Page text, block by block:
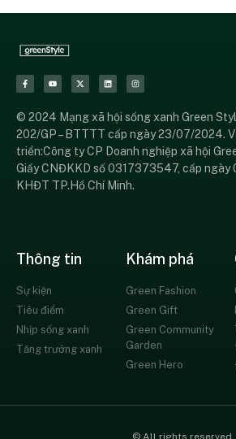
© 2024 Mạng xã hội sống xanh Green
202/GP – BTTTT cấp ngày 23/07/2024.
triển:Công ty CP Doanh nghiệp xã hội
Giấy CNĐKKD số 0317373547, cấp ngày
KHĐT TP.Hồ Chí Minh.
Thông tin
Sự kiện
Tiêu điểm
Nhịp sống xanh
Tăng trưởng xanh
Khám phá
Green Fashion
Green Gift
Green Community
Garden
Green Hero